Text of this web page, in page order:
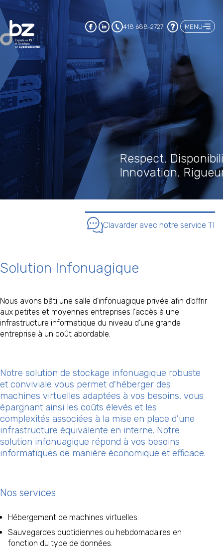
418 688-2727 MENU
Respect.
Innovation.
Clavarder avec notre service TI
Solution Infonuagique
Nous avons bâti une salle d'infonuagique privée afin d'offrir
aux petites et moyennes entreprises l'accès à une
infrastructure informatique du niveau d'une grande
entreprise à un coût abordable.
Notre solution de stockage infonuagique robuste
et conviviale vous permet d'héberger des
machines virtuelles adaptées à vos besoins, vous
épargnant ainsi les coûts élevés et les
complexités associées à la mise en place d'une
infrastructure équivalente en interne. Notre
solution infonuagique répond à vos besoins
informatiques de manière économique et efficace.
Nos services
Hébergement de machines virtuelles.
Sauvegardes quotidiennes ou hebdomadaires en
fonction du type de données.